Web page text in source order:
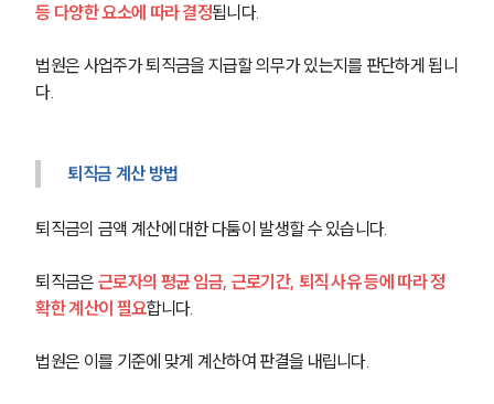
등 다양한 요소에 따라 결정됩니다.
법원은 사업주가 퇴직금을 지급할 의무가 있는지를 판단하게 됩니
다.
퇴직금 계산 방법
퇴직금의 금액 계산에 대한 다툼이 발생할 수 있습니다.
퇴직금은 근로자의 평균 임금, 근로기간, 퇴직 사유 등에 따라 정
확한 계산이 필요합니다.
법원은 이를 기준에 맞게 계산하여 판결을 내립니다.